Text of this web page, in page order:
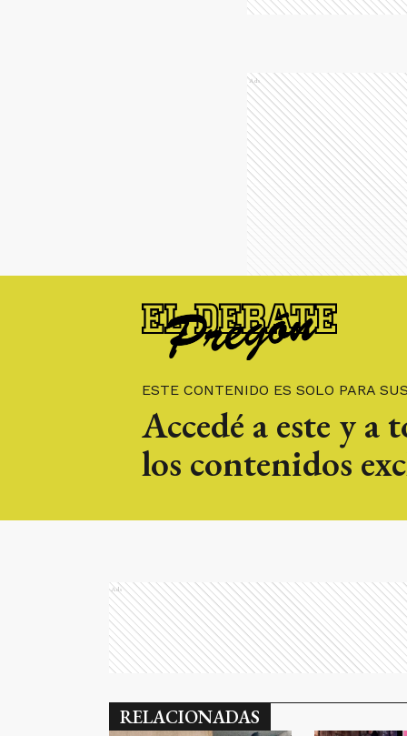
ESTE CONTENIDO ES SOLO PARA
Accedé a este y a
los contenidos
Ads
Ads
RELACIONADAS